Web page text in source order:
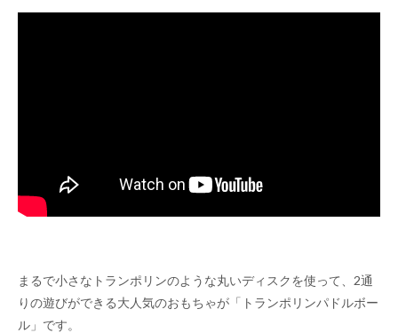
まるで小さなトランポリンのような丸いディスクを使って、2通
りの遊びができる大人気のおもちゃが「トランポリンパドルボー
ル」です。